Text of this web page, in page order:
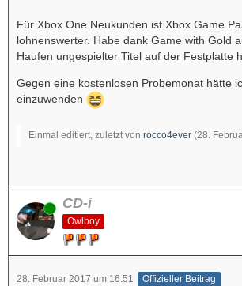
Für Xbox One Neukunden ist Xbox Game
lohnenswerter. Habe dank Game with Gold
Haufen ungespielter Titel auf der Festplatte
Gegen eine kostenlosen Probemonat hätte
einzuwenden
Einmal editiert, zuletzt von rocco4ever (28.
Online CD-i
Owlboy
28. Februar 2017 um 16:51 Offizieller Beitrag